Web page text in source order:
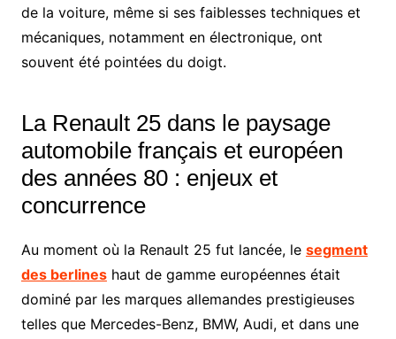
de la voiture, même si ses faiblesses techniques et
mécaniques, notamment en électronique, ont
souvent été pointées du doigt.
La Renault 25 dans le paysage
automobile français et européen
des années 80 : enjeux et
concurrence
Au moment où la Renault 25 fut lancée, le segment
des berlineshaut de gamme européennes était
dominé par les marques allemandes prestigieuses
telles que Mercedes-Benz, BMW, Audi, et dans une